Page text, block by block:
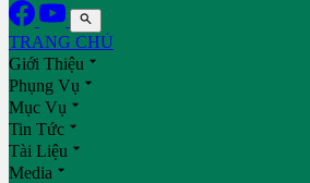

TRANG CHỦ
Giới Thiệu 
Phụng Vụ 
Mục Vụ 
Tin Tức 
Tài Liệu 
Media 